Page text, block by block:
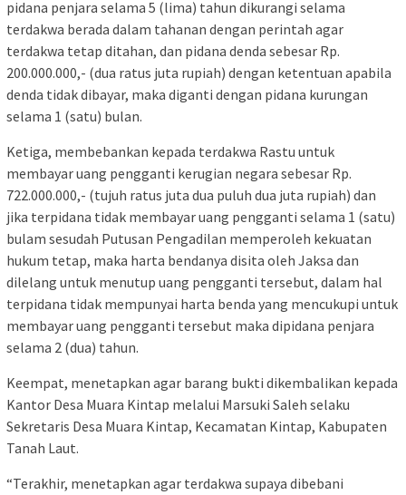
pidana penjara selama 5 (lima) tahun dikurangi selama
terdakwa berada dalam tahanan dengan perintah agar
terdakwa tetap ditahan, dan pidana denda sebesar Rp.
200.000.000,- (dua ratus juta rupiah) dengan ketentuan apabila
denda tidak dibayar, maka diganti dengan pidana kurungan
selama 1 (satu) bulan.
Ketiga, membebankan kepada terdakwa Rastu untuk
membayar uang pengganti kerugian negara sebesar Rp.
722.000.000,- (tujuh ratus juta dua puluh dua juta rupiah) dan
jika terpidana tidak membayar uang pengganti selama 1 (satu)
bulam sesudah Putusan Pengadilan memperoleh kekuatan
hukum tetap, maka harta bendanya disita oleh Jaksa dan
dilelang untuk menutup uang pengganti tersebut, dalam hal
terpidana tidak mempunyai harta benda yang mencukupi untuk
membayar uang pengganti tersebut maka dipidana penjara
selama 2 (dua) tahun.
Keempat, menetapkan agar barang bukti dikembalikan kepada
Kantor Desa Muara Kintap melalui Marsuki Saleh selaku
Sekretaris Desa Muara Kintap, Kecamatan Kintap, Kabupaten
Tanah Laut.
“Terakhir, menetapkan agar terdakwa supaya dibebani